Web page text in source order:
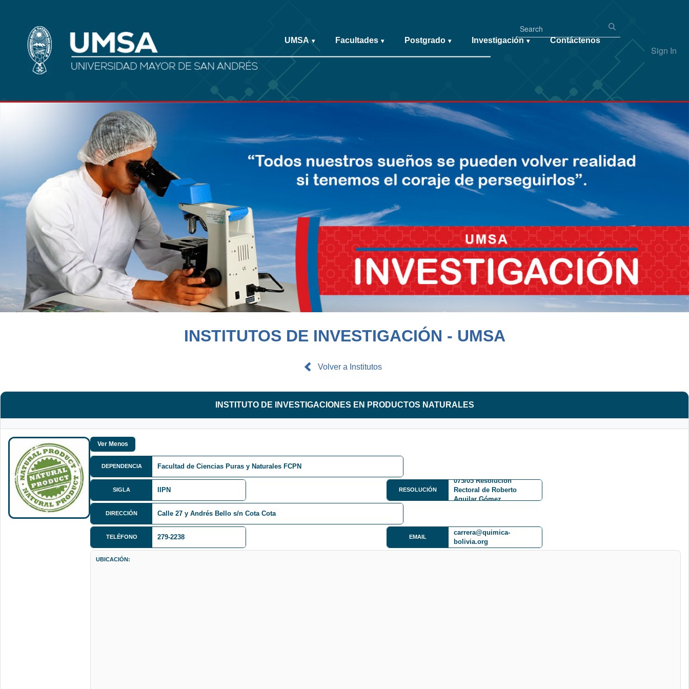
Sign In
UMSA ▾ Facultades ▾ Postgrado ▾ Investigación ▾ Contáctenos
INSTITUTOS DE INVESTIGACIÓN - UMSA
Volver a Institutos
INSTITUTO DE INVESTIGACIONES EN PRODUCTOS NATURALES
DEPENDENCIA Facultad de Ciencias Puras y Naturales FCPN
SIGLA IIPN RESOLUCIÓN
075/05 Resolución
Rectoral de Roberto
Aguilar Gómez
DIRECCIÓN Calle 27 y Andrés Bello s/n Cota Cota
TELÉFONO 279-2238 EMAIL
carrera@quimica-
bolivia.org
UBICACIÓN: